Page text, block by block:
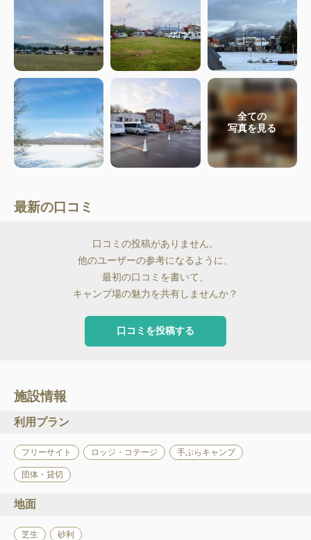
全ての
写真を見る
最新の口コミ
口コミの投稿がありません。
他のユーザーの参考になるように、
最初の口コミを書いて、
キャンプ場の魅力を共有しませんか？
口コミを投稿する
施設情報
利用プラン
フリーサイト ロッジ・コテージ 手ぶらキャンプ
団体・貸切
地面
芝生 砂利